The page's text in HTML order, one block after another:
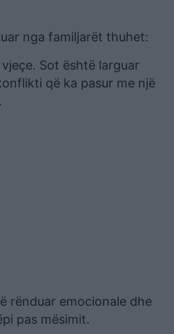
nga familjarët thuhet:
Sot është larguar
që ka pasur me një
rënduar emocionale dhe
pas mësimit.